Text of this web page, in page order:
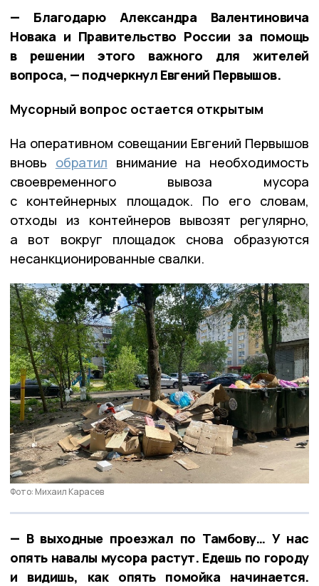
— Благодарю Александра Валентиновича
Новака и Правительство России за помощь
в решении этого важного для жителей
вопроса, — подчеркнул Евгений Первышов.
Мусорный вопрос остается открытым
На оперативном совещании Евгений Первышов
вновь обратил внимание на необходимость
своевременного вывоза мусора
с контейнерных площадок. По его словам,
отходы из контейнеров вывозят регулярно,
а вот вокруг площадок снова образуются
несанкционированные свалки.
Фото: Михаил Карасев
— В выходные проезжал по Тамбову… У нас
опять навалы мусора растут. Едешь по городу
и видишь, как опять помойка начинается.